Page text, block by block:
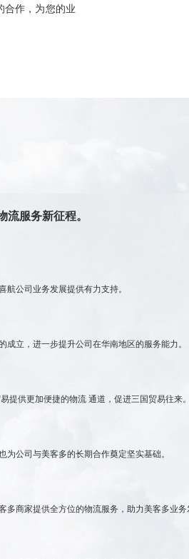
合作，为您的业
服务新征程。
公司业务发展提供有力支持。
立，进一步提升公司在华南地区的服务能力。
提供更加便捷的物流 通道，促进三国贸易往来
公司与美客多的长期合作奠定坚实基础。
多商家提供全方位的物流服务，助力美客多业